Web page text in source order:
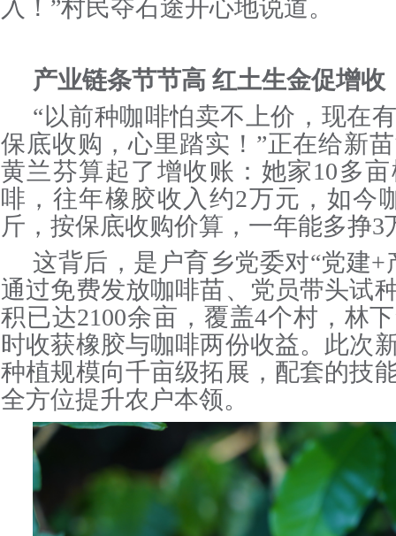
入！”村民夺石途开心地说道。
产业链条节节高 红土生金促增收
“以前种咖啡怕卖不上价，现在
保底收购，心里踏实！”正在给新
黄兰芬算起了增收账：她家10多
啡，往年橡胶收入约2万元，如今
斤，按保底收购价算，一年能多挣3
这背后，是户育乡党委对“党建+
通过免费发放咖啡苗、党员带头试
积已达2100余亩，覆盖4个村，林
时收获橡胶与咖啡两份收益。此次
种植规模向千亩级拓展，配套的技
全方位提升农户本领。